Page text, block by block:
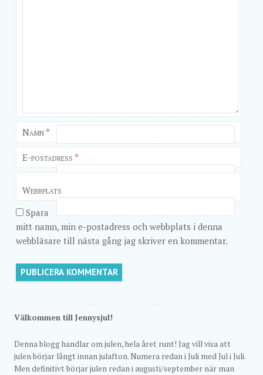
Namn *
E-postadress *
Webbplats
Spara
mitt namn, min e-postadress och webbplats i denna
webbläsare till nästa gång jag skriver en kommentar.
Välkommen till Jennysjul!
Denna blogg handlar om julen, hela året runt! Jag vill visa att
julen börjar långt innan julafton. Numera redan i Juli med Jul i Juli.
Men definitivt börjar julen redan i augusti/september när man